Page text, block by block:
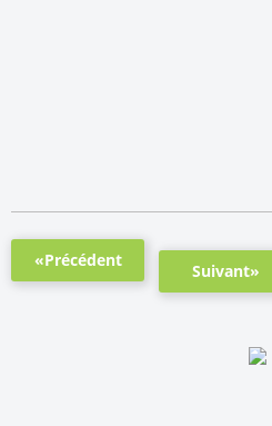
«Précédent
Suivant»